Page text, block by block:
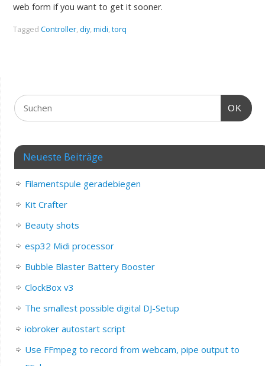
web form if you want to get it sooner.
Tagged Controller, diy, midi, torq
OK
Neueste Beiträge
Filamentspule geradebiegen
Kit Crafter
Beauty shots
esp32 Midi processor
Bubble Blaster Battery Booster
ClockBox v3
The smallest possible digital DJ-Setup
iobroker autostart script
Use FFmpeg to record from webcam, pipe output to